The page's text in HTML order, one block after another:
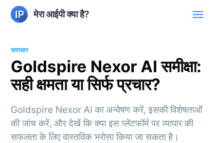
मेरा आईपी क्या है?
समाचार
Goldspire Nexor AI समीक्षा:
सही क्षमता या सिर्फ प्रचार?
Goldspire Nexor AI का अन्वेषण करें, इसकी विशेषताओं
की जांच करें, और देखें कि क्या इस प्लेटफॉर्म पर व्यापार की
सफलता के लिए वास्तविक भरोसा किया जा सकता है।